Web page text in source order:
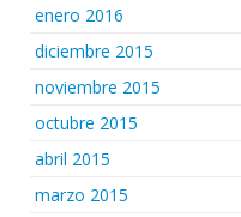
enero 2016
diciembre 2015
noviembre 2015
octubre 2015
abril 2015
marzo 2015